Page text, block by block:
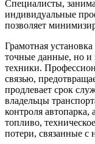
Специалисты,
индивидуальные
позволяет
Грамотная
точные данные, но и
техники.
связью,
продлевает срок
владельцы
контроля
топливо,
потери, связанные с